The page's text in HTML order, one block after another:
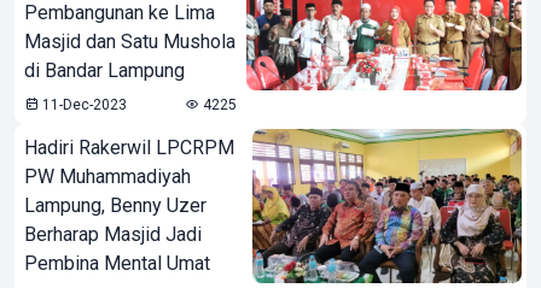
Pembangunan ke Lima
Masjid dan Satu Mushola
di Bandar Lampung
11-Dec-2023 4225
Hadiri Rakerwil LPCRPM
PW Muhammadiyah
Lampung, Benny Uzer
Berharap Masjid Jadi
Pembina Mental Umat